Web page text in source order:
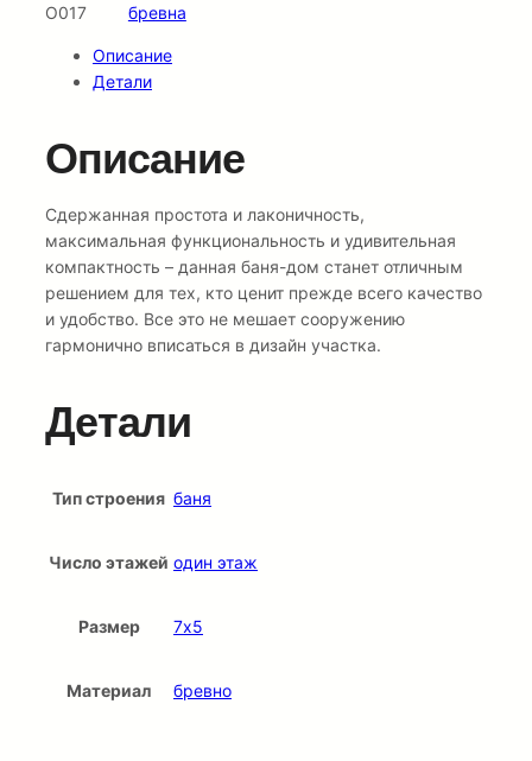
О017
бревна
Описание
Детали
Описание
Сдержанная простота и лаконичность,
максимальная функциональность и удивительная
компактность – данная баня-дом станет отличным
решением для тех, кто ценит прежде всего качество
и удобство. Все это не мешает сооружению
гармонично вписаться в дизайн участка.
Детали
Тип строения баня
Число этажей один этаж
Размер 7х5
Материал бревно